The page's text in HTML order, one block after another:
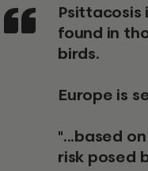
Psittacosis is a rare cause of pneumonia, typically
found in
birds.
Europe is
"...based
risk posed